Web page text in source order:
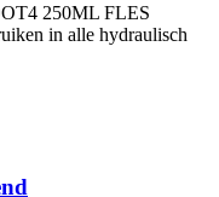
250ML FLES
in alle hydraulisch